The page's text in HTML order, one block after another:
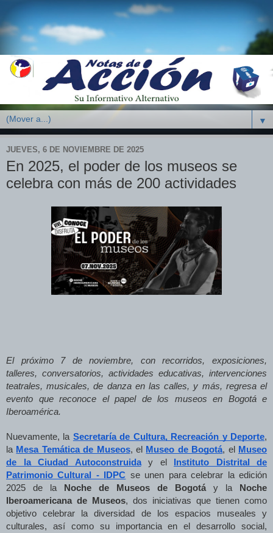
▼
JUEVES, 6 DE NOVIEMBRE DE 2025
En 2025, el poder de los museos se
celebra con más de 200 actividades
El próximo 7 de noviembre, con recorridos, exposiciones,
talleres, conversatorios, actividades educativas, intervenciones
teatrales, musicales, de danza en las calles, y más, regresa el
evento que reconoce el papel de los museos en Bogotá e
Iberoamérica.
Nuevamente, la Secretaría de Cultura, Recreación y Deporte,
la Mesa Temática de Museos, el Museo de Bogotá, el
Museo
de la Ciudad Autoconstruiday el
Instituto Distrital de
Patrimonio Cultural - IDPC se unen para celebrar la edición
2025 de la
Noche de Museos de Bogotá y la
Noche
Iberoamericana de Museos, dos iniciativas que tienen como
objetivo celebrar la diversidad de los espacios museales y
culturales, así como su importancia en el desarrollo social,